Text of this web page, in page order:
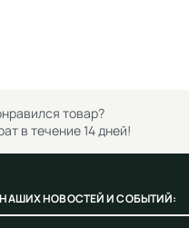
товар?
в течение 14 дней!
НАШИХ НОВОСТЕЙ И СОБЫТИЙ: